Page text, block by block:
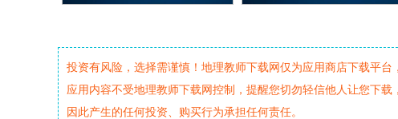
投资有风险，选择需谨慎！地理教师下载网仅为应用商店下载平
应用内容不受地理教师下载网控制，提醒您切勿轻信他人让您下
因此产生的任何投资、购买行为承担任何责任。